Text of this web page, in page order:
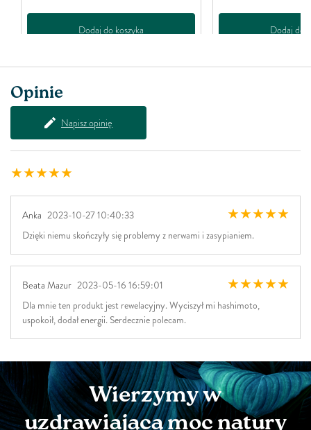
Dodaj do koszyka Dodaj do
Opinie
Napisz opinię
Anka 2023-10-27 10:40:33
Dzięki niemu skończyły się problemy z nerwami i zasypianiem.
Beata Mazur 2023-05-16 16:59:01
Dla mnie ten produkt jest rewelacyjny. Wyciszył mi hashimoto,
uspokoił, dodał energii. Serdecznie polecam.
Wierzymy w